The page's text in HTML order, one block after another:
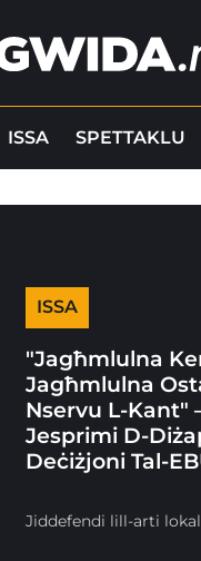
ISSA SPETTAKLU
ISSA
"Jagħmlulna
Jagħmlulna
Nservu L-Kant"
Jesprimi D-
Deċiżjoni Tal-
Jiddefendi lill-arti